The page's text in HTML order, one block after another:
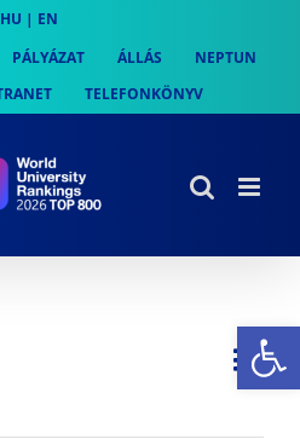
HU | EN
PÁLYÁZAT ÁLLÁS
NEPTUN
TELEFONKÖNYV
Nap